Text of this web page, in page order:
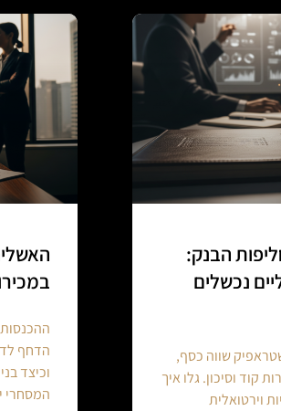
הבנק:
נכשלים
שווה כסף,
קוד וסיכון. גלו איך
וירטואלית
הדחף
וכיצד
המסחרי